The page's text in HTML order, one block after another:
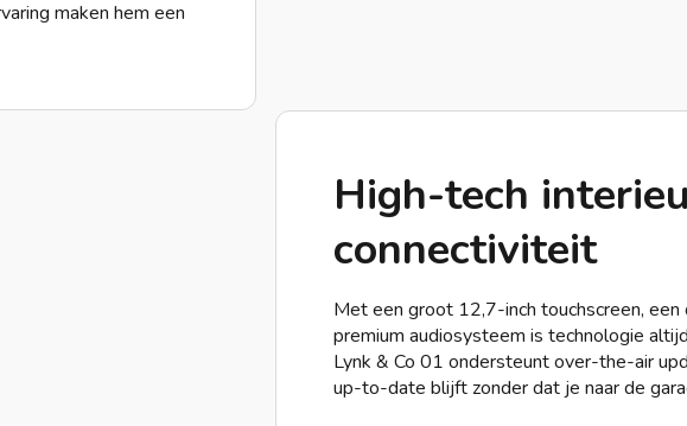
maken hem een
High-tech
connectiviteit
Met een groot 12,7-inch touchscreen, een
premium audiosysteem is technologie
Lynk & Co 01 ondersteunt over-the-air
up-to-date blijft zonder dat je naar de